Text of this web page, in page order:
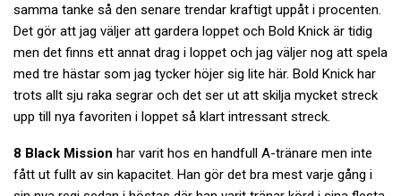
samma tanke så den senare trendar kraftigt uppåt i procenten.
Det gör att jag väljer att gardera loppet och Bold Knick är tidig
men det finns ett annat drag i loppet och jag väljer nog att spela
med tre hästar som jag tycker höjer sig lite här. Bold Knick har
trots allt sju raka segrar och det ser ut att skilja mycket streck
upp till nya favoriten i loppet så klart intressant streck.
8 Black Mission har varit hos en handfull A-tränare men inte
fått ut fullt av sin kapacitet. Han gör det bra mest varje gång i